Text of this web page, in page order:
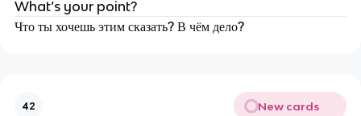
What’s your point?
Что ты хочешь этим сказать? В чём дело?
42 New cards